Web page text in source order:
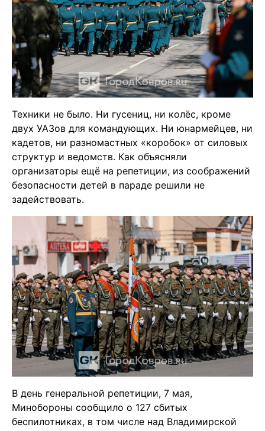
Техники не было. Ни гусениц, ни колёс, кроме
двух УАЗов для командующих. Ни юнармейцев, ни
кадетов, ни разномастных «коробок» от силовых
структур и ведомств. Как объясняли
организаторы ещё на репетиции, из соображений
безопасности детей в параде решили не
задействовать.
В день генеральной репетиции, 7 мая,
Минобороны сообщило о 127 сбитых
беспилотниках, в том числе над Владимирской